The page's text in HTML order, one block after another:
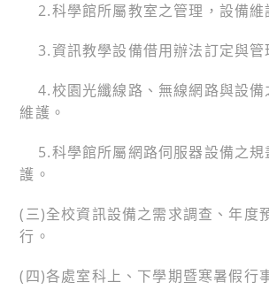
2.科學館所屬教室之管理，設備維
3.資訊教學設備借用辦法訂定與管
4.校園光纖線路、無線網路與設備
維護。
5.科學館所屬網路伺服器設備之規
護。
(三)全校資訊設備之需求調查、年度
行。
(四)各處室科上、下學期暨寒暑假行